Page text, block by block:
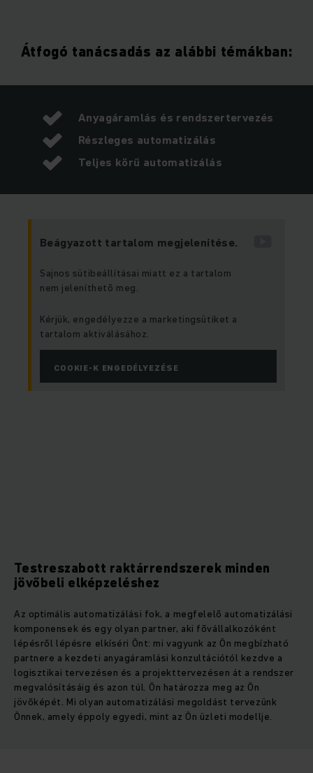
Átfogó tanácsadás az alábbi témákban:
Anyagáramlás és rendszertervezés
Részleges automatizálás
Teljes körű automatizálás
Beágyazott tartalom megjelenítése.
Sajnos sütibeállításai miatt ez a tartalom
nem jeleníthető meg.
Kérjük, engedélyezze a marketingsütiket a
tartalom aktiválásához.
COOKIE-K ENGEDÉLYEZÉSE
Testreszabott raktárrendszerek minden
jövőbeli elképzeléshez
Az optimális automatizálási fok, a megfelelő automatizálási
komponensek és egy olyan partner, aki fővállalkozóként
lépésről lépésre elkíséri Önt: mi vagyunk az Ön megbízható
partnere a kezdeti anyagáramlási konzultációtól kezdve a
logisztikai tervezésen és a projekttervezésen át a rendszer
megvalósításáig és azon túl. Ön határozza meg az Ön
jövőképét. Mi olyan automatizálási megoldást tervezünk
Önnek, amely éppoly egyedi, mint az Ön üzleti modellje.